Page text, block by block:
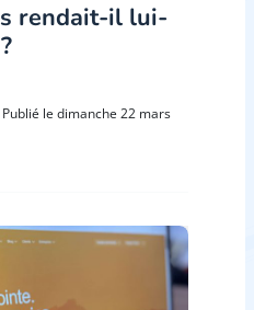
rendait-il lui-
Publié le dimanche 22 mars